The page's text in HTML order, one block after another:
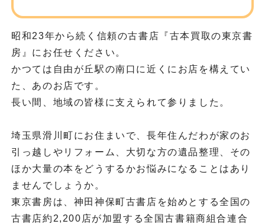
昭和23年から続く信頼の古書店『古本買取の東京書
房』にお任せください。
かつては自由が丘駅の南口に近くにお店を構えてい
た、あのお店です。
長い間、地域の皆様に支えられて参りました。
埼玉県滑川町にお住まいで、長年住んだわが家のお
引っ越しやリフォーム、大切な方の遺品整理、その
ほか大量の本をどうするかお悩みになることはあり
ませんでしょうか。
東京書房は、神田神保町古書店を始めとする全国の
古書店約2,200店が加盟する全国古書籍商組合連合